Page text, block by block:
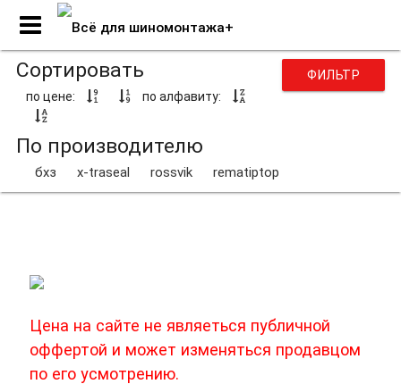
ФИЛЬТР
Сортировать
по цене: по алфавиту:
По производителю
бхз x-traseal rossvik rematiptop
Цена на сайте не являеться публичной
оффертой и может изменяться продавцом
по его усмотрению.